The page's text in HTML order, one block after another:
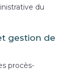
du
gestion de
procès-